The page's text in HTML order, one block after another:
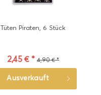
Tüten Piraten, 6 Stück
2,45 € * 4,90 € *
Ausverkauft